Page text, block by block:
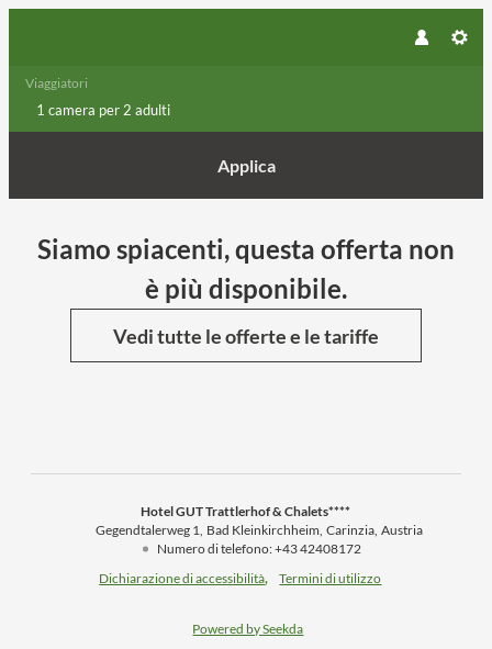
Viaggiatori
1 camera per 2 adulti
Applica
Dettagli dell'offerta
Siamo spiacenti, questa offerta non
è più disponibile.
Vedi tutte le offerte e le tariffe
Hotel GUT Trattlerhof & Chalets****
Gegendtalerweg 1 Bad Kleinkirchheim Carinzia Austria
Numero di telefono:+43 42408172
Dichiarazione di accessibilità
Termini di utilizzo
Powered by Seekda